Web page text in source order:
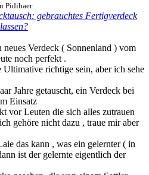
Pidibaer
gebrauchtes Fertigverdeck
Verdeck ( Sonnenland ) vom
noch perfekt .
richtige sein, aber ich sehe
Jahre getauscht, ein Verdeck bei
Einsatz
vor Leuten die sich alles zutrauen
gehöre nicht dazu , traue mir aber
das kann , was ein gelernter ( in
ist der gelernte eigentlich der